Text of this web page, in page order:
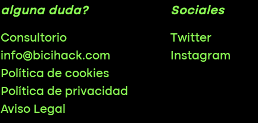
alguna duda?
Consultorio
info@bicihack.com
Política de cookies
Política de privacidad
Aviso Legal
Sociales
Twitter
Instagram